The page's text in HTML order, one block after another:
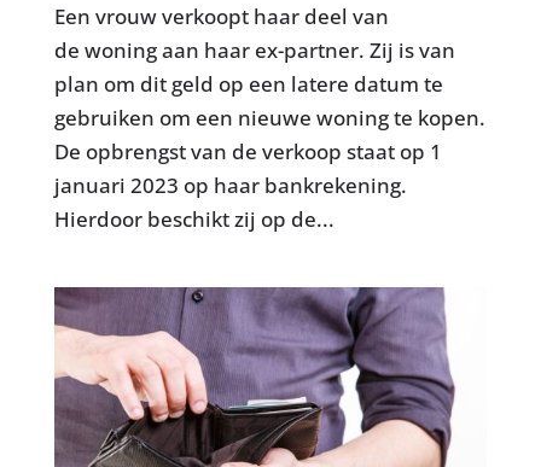
Een vrouw verkoopt haar deel van
de woning aan haar ex-partner. Zij is van
plan om dit geld op een latere datum te
gebruiken om een nieuwe woning te kopen.
De opbrengst van de verkoop staat op 1
januari 2023 op haar bankrekening.
Hierdoor beschikt zij op de...